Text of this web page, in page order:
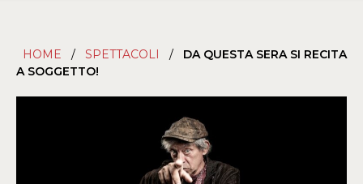
HOME / SPETTACOLI /
DA QUESTA SERA SI RECITA
A SOGGETTO!